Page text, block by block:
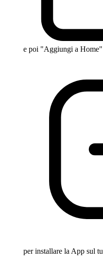
e poi "Aggiungi a Home"
per installare la App sul